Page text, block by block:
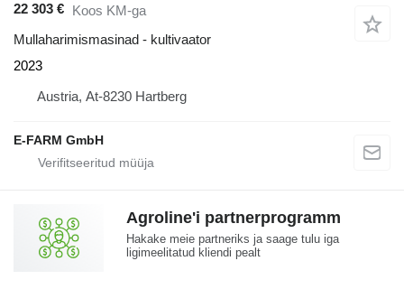
22 303 € Koos KM-ga
Mullaharimismasinad - kultivaator
2023
Austria, At-8230 Hartberg
E-FARM GmbH
Agroline'i partnerprogramm
Hakake meie partneriks ja saage tulu iga
ligimeelitatud kliendi pealt